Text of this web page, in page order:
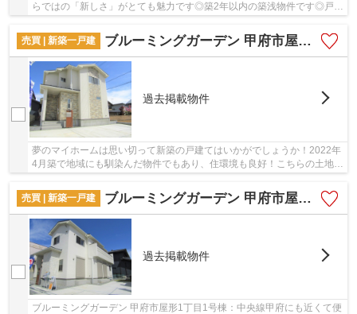
らではの「新しさ」がとても魅力です◎築2年以内の築浅物件です◎戸建
売買 | 新築一戸建
ブルーミングガーデン 甲府市屋形1丁目2号棟
過去掲載物件
夢のマイホームは思い切って新築の戸建てはいかがでしょうか！2022年
4月築で地域にも馴染んだ物件でもあり、住環境も良好！こちらの土地は
売買 | 新築一戸建
ブルーミングガーデン 甲府市屋形1丁目1号棟
過去掲載物件
ブルーミングガーデン 甲府市屋形1丁目1号棟：中央線甲府にも近くて便